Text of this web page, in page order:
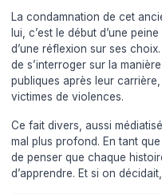
La condamnation de cet
lui, c’est le début d’une
d’une réflexion sur ses
de s’interroger sur la
publiques après leur
victimes de violences.
Ce fait divers, aussi
mal plus profond. En tant
de penser que chaque
d’apprendre. Et si on